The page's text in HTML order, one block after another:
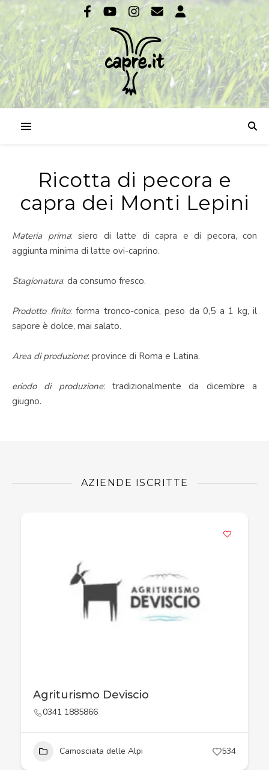
Ricotta di pecora e
capra dei Monti Lepini
Materia prima: siero di latte di capra e di pecora, con
aggiunta minima di latte ovi-caprino.
Stagionatura: da consumo fresco.
Prodotto finito: forma tronco-conica, peso da 0,5 a 1 kg, il
sapore è dolce, mai salato.
Area di produzione: province di Roma e Latina.
eriodo di produzione: tradizionalmente da dicembre a
giugno.
AZIENDE ISCRITTE
Agriturismo Deviscio
0341 1885866
Camosciata delle Alpi 534